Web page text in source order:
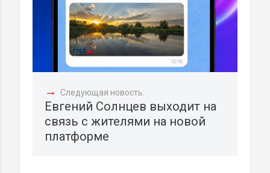
→ Следующая новость:
Евгений Солнцев выходит на
связь с жителями на новой
платформе